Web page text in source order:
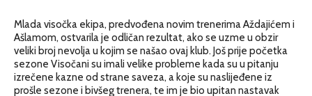
Mlada visočka ekipa, predvođena novim trenerima Aždajićem i
Ašlamom, ostvarila je odličan rezultat, ako se uzme u obzir
veliki broj nevolja u kojim se našao ovaj klub. Još prije početka
sezone Visočani su imali velike probleme kada su u pitanju
izrečene kazne od strane saveza, a koje su naslijeđene iz
prošle sezone i bivšeg trenera, te im je bio upitan nastavak